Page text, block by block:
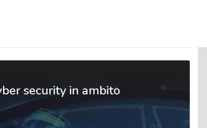
security in ambito